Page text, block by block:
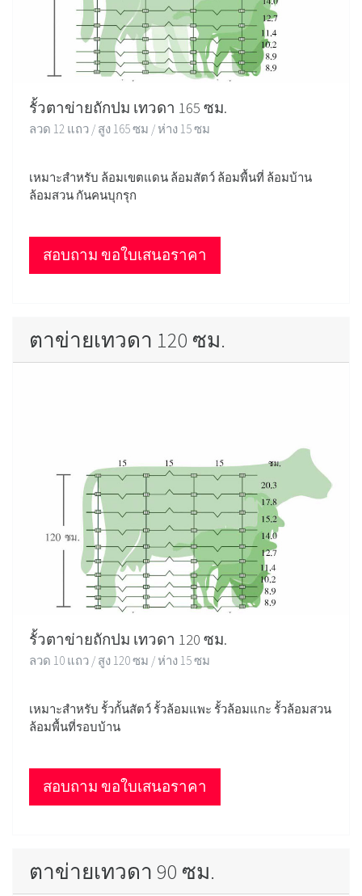
รั้วตาข่ายถักปม เทวดา 165 ซม.
ลวด 12 แถว / สูง 165 ซม / ห่าง 15 ซม
เหมาะสำหรับ ล้อมเขตแดน ล้อมสัตว์ ล้อมพื้นที่ ล้อมบ้าน
ล้อมสวน กันคนบุกรุก
สอบถาม ขอใบเสนอราคา
ตาข่ายเทวดา 120 ซม.
รั้วตาข่ายถักปม เทวดา 120 ซม.
ลวด 10 แถว / สูง 120 ซม / ห่าง 15 ซม
เหมาะสำหรับ รั้วกั้นสัตว์ รั้วล้อมแพะ รั้วล้อมแกะ รั้วล้อมสวน
ล้อมพื้นที่รอบบ้าน
สอบถาม ขอใบเสนอราคา
ตาข่ายเทวดา 90 ซม.